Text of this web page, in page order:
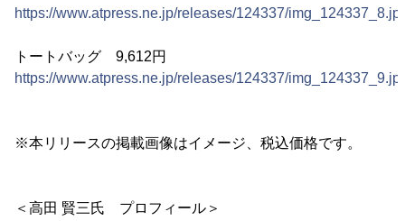
https://www.atpress.ne.jp/releases/124337/
トートバッグ 9,612円
https://www.atpress.ne.jp/releases/124337/
※本リリースの掲載画像はイメージ、税込価格です。
＜高田 賢三氏 プロフィール＞